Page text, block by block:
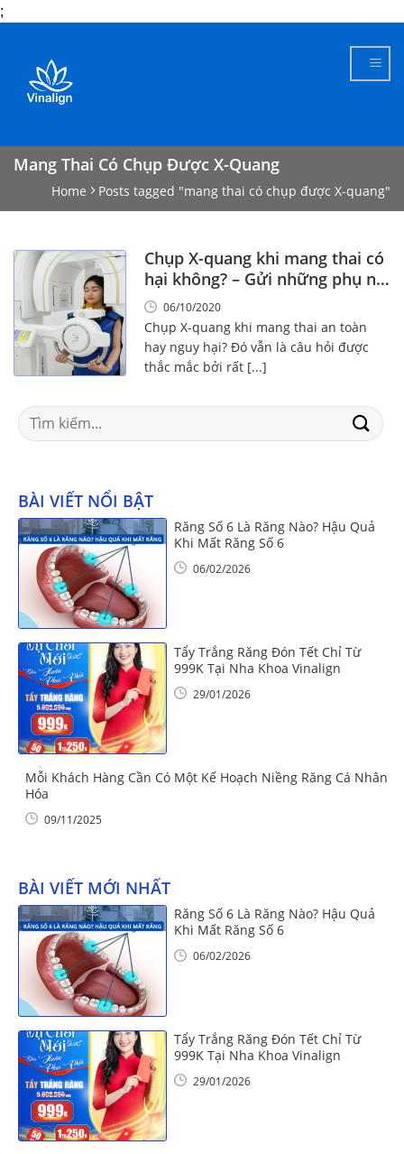
;
content
Mang Thai Có Chụp Được X-Quang
Home Posts tagged "mang thai có chụp được X-quang"
Chụp X-quang khi mang thai có
hại không? – Gửi những phụ nữ
mang thai
06/10/2020
Chụp X-quang khi mang thai an toàn
hay nguy hại? Đó vẫn là câu hỏi được
thắc mắc bởi rất [...]
Search
for:
BÀI VIẾT NỔI BẬT
Răng Số 6 Là Răng Nào? Hậu Quả
Khi Mất Răng Số 6
06/02/2026
Tẩy Trắng Răng Đón Tết Chỉ Từ
999K Tại Nha Khoa Vinalign
29/01/2026
Mỗi Khách Hàng Cần Có Một Kế Hoạch Niềng Răng Cá Nhân
Hóa
09/11/2025
BÀI VIẾT MỚI NHẤT
Răng Số 6 Là Răng Nào? Hậu Quả
Khi Mất Răng Số 6
06/02/2026
Tẩy Trắng Răng Đón Tết Chỉ Từ
999K Tại Nha Khoa Vinalign
29/01/2026